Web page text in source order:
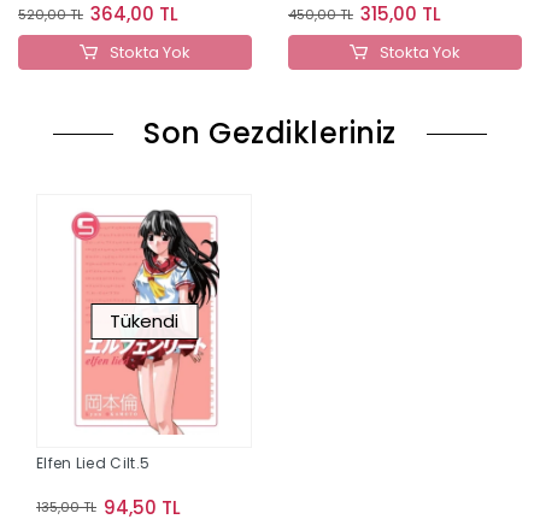
520,00 TL 364,00 TL
Stokta Yok
450,00 TL 315,00 TL
Stokta Yok
Son Gezdikleriniz
Tükendi
Elfen Lied Cilt.5
135,00 TL 94,50 TL